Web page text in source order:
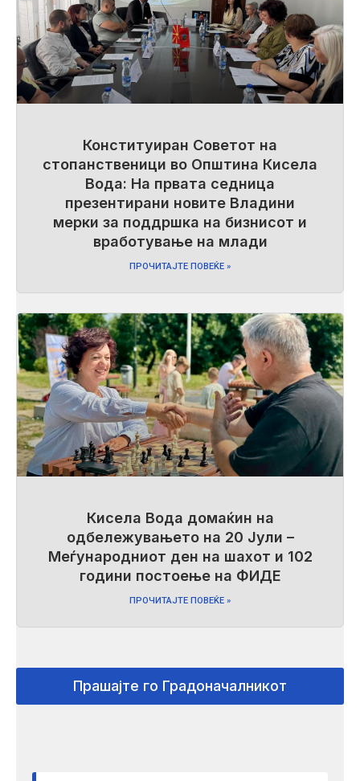
Конституиран Советот на
стопанственици во Општина Кисела
Вода: На првата седница
презентирани новите Владини
мерки за поддршка на бизнисот и
вработување на млади
ПРОЧИТАЈТЕ ПОВЕЌЕ »
Кисела Вода домаќин на
одбележувањето на 20 Јули –
Меѓународниот ден на шахот и 102
години постоење на ФИДЕ
ПРОЧИТАЈТЕ ПОВЕЌЕ »
Прашајте го Градоначалникот